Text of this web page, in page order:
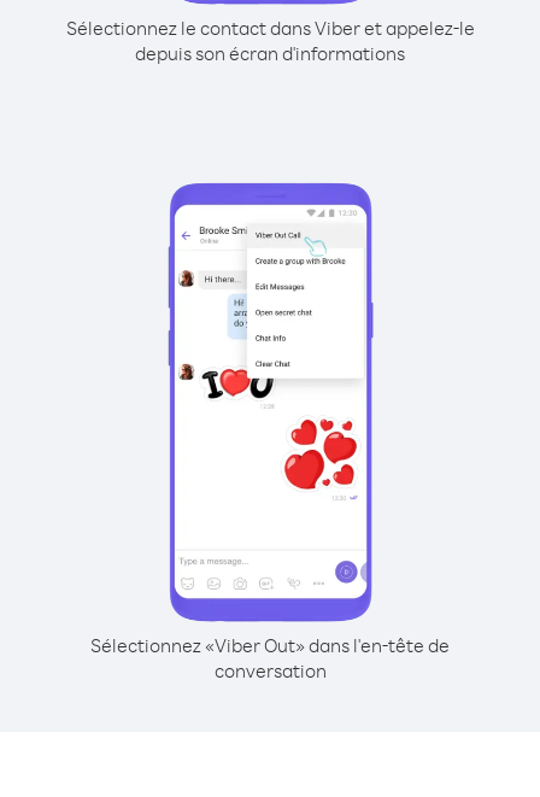
Sélectionnez le contact dans Viber et appelez-le
depuis son écran d'informations
Sélectionnez «Viber Out» dans l'en-tête de
conversation